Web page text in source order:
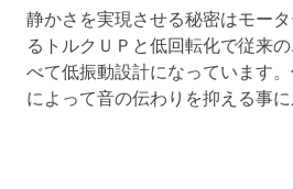
静かさを実現させる秘密はモー
るトルクＵＰと低回転化で従来
べて低振動設計になっています
によって音の伝わりを抑える事に